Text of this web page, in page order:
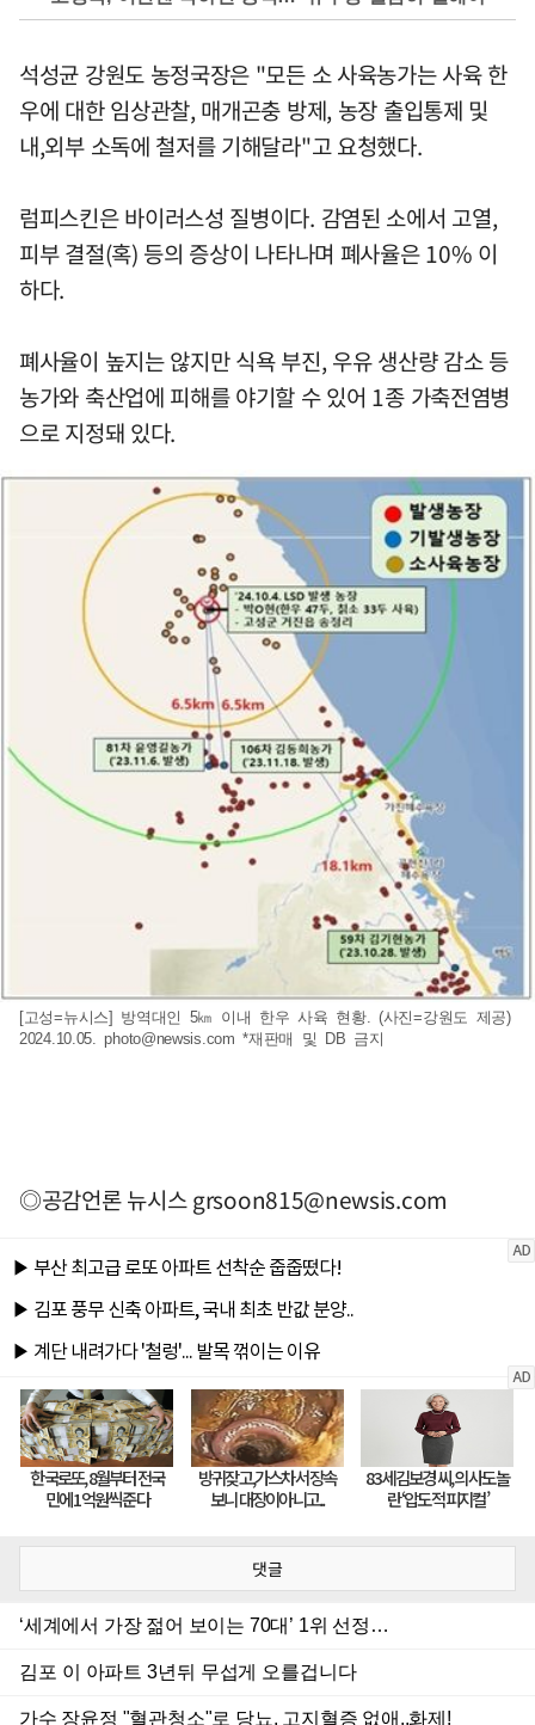
석성균 강원도 농정국장은 "모든 소 사육농가는 사육 한
우에 대한 임상관찰, 매개곤충 방제, 농장 출입통제 및
내,외부 소독에 철저를 기해달라"고 요청했다.
럼피스킨은 바이러스성 질병이다. 감염된 소에서 고열,
피부 결절(혹) 등의 증상이 나타나며 폐사율은 10% 이
하다.
폐사율이 높지는 않지만 식욕 부진, 우유 생산량 감소 등
농가와 축산업에 피해를 야기할 수 있어 1종 가축전염병
으로 지정돼 있다.
[고성=뉴시스] 방역대인 5㎞ 이내 한우 사육 현황. (사진=강원도 제공)
2024.10.05.photo@newsis.com *재판매 및 DB 금지
◎공감언론 뉴시스grsoon815@newsis.com
댓글